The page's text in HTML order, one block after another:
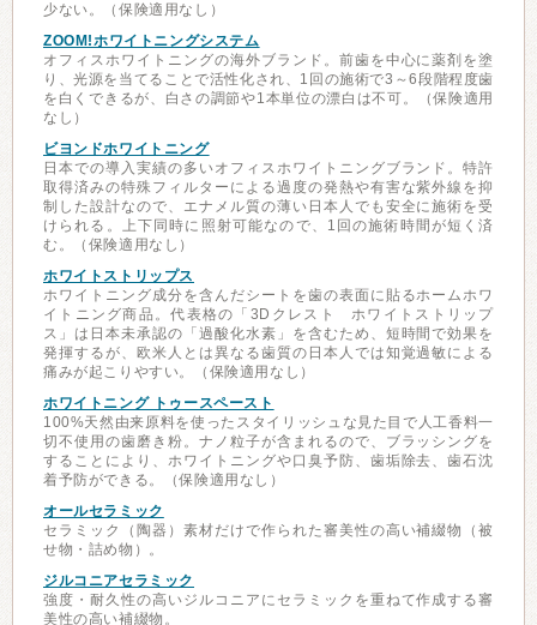
少ない。（保険適用なし）
ZOOM!ホワイトニングシステム
オフィスホワイトニングの海外ブランド。前歯を中心に薬剤を塗
り、光源を当てることで活性化され、1回の施術で3～6段階程度歯
を白くできるが、白さの調節や1本単位の漂白は不可。（保険適用
なし）
ビヨンドホワイトニング
日本での導入実績の多いオフィスホワイトニングブランド。特許
取得済みの特殊フィルターによる過度の発熱や有害な紫外線を抑
制した設計なので、エナメル質の薄い日本人でも安全に施術を受
けられる。上下同時に照射可能なので、1回の施術時間が短く済
む。（保険適用なし）
ホワイトストリップス
ホワイトニング成分を含んだシートを歯の表面に貼るホームホワ
イトニング商品。代表格の「3Dクレスト ホワイトストリップ
ス」は日本未承認の「過酸化水素」を含むため、短時間で効果を
発揮するが、欧米人とは異なる歯質の日本人では知覚過敏による
痛みが起こりやすい。（保険適用なし）
ホワイトニング トゥースペースト
100%天然由来原料を使ったスタイリッシュな見た目で人工香料一
切不使用の歯磨き粉。ナノ粒子が含まれるので、ブラッシングを
することにより、ホワイトニングや口臭予防、歯垢除去、歯石沈
着予防ができる。（保険適用なし）
オールセラミック
セラミック（陶器）素材だけで作られた審美性の高い補綴物（被
せ物・詰め物）。
ジルコニアセラミック
強度・耐久性の高いジルコニアにセラミックを重ねて作成する審
美性の高い補綴物。